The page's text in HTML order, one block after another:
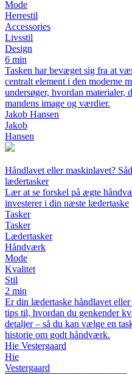
Mode
Herrestil
Accessories
Livsstil
Design
6 min
Tasken har bevæget sig fra at
centralt element i den moderne
undersøger, hvordan materialer,
mandens image og værdier.
Jakob Hansen
Jakob
Hansen
Håndlavet eller maskinlavet?
lædertasker
Lær at se forskel på ægte
investerer i din næste lædertaske
Tasker
Tasker
Lædertasker
Håndværk
Mode
Kvalitet
Stil
2 min
Er din lædertaske håndlavet
tips til, hvordan du genkender
detaljer – så du kan vælge en
historie om godt håndværk.
Hie Vestergaard
Hie
Vestergaard